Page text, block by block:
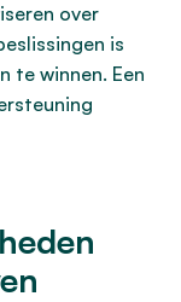
over
is
te winnen. Een